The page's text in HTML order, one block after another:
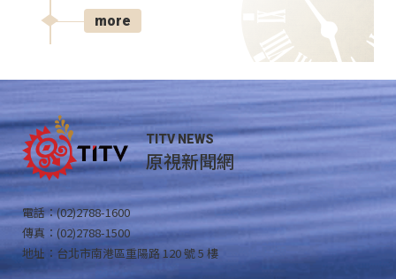
more
TITV NEWS
原視新聞網
電話：(02)2788-1600
傳真：(02)2788-1500
地址：台北市南港區重陽路 120 號 5 樓